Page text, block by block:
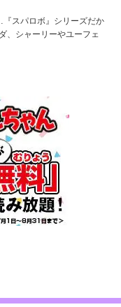
スパロボ』シリーズだか
、シャーリーやユーフェ